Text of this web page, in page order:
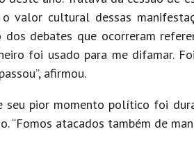
o valor cultural dessas
debates que ocorreram
foi usado para me difamar.
afirmou.
seu pior momento político foi
“Fomos atacados também de